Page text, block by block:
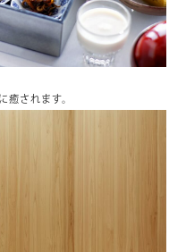
癒されます。